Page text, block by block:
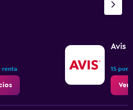
renta
Avis
15
Ver